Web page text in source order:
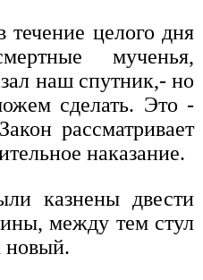
течение целого дня
мученья,
наш спутник,- но
сделать. Это -
рассматривает
наказание.
казнены двести
между тем стул
новый.